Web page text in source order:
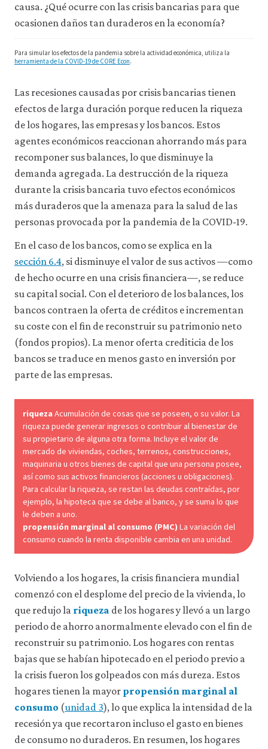
causa. ¿Qué ocurre con las crisis bancarias para que
ocasionen daños tan duraderos en la economía?
Para simular los efectos de la pandemia sobre la actividad económica, utiliza la
herramienta de la COVID-19 de CORE Econ.
Las recesiones causadas por crisis bancarias tienen
efectos de larga duración porque reducen la riqueza
de los hogares, las empresas y los bancos. Estos
agentes económicos reaccionan ahorrando más para
recomponer sus balances, lo que disminuye la
demanda agregada. La destrucción de la riqueza
durante la crisis bancaria tuvo efectos económicos
más duraderos que la amenaza para la salud de las
personas provocada por la pandemia de la COVID-19.
En el caso de los bancos, como se explica en la
sección 6.4, si disminuye el valor de sus activos —como
de hecho ocurre en una crisis financiera—, se reduce
su capital social. Con el deterioro de los balances, los
bancos contraen la oferta de créditos e incrementan
su coste con el fin de reconstruir su patrimonio neto
(fondos propios). La menor oferta crediticia de los
bancos se traduce en menos gasto en inversión por
parte de las empresas.
riquezaAcumulación de cosas que se poseen, o su valor. La
riqueza puede generar ingresos o contribuir al bienestar de
su propietario de alguna otra forma. Incluye el valor de
mercado de viviendas, coches, terrenos, construcciones,
maquinaria u otros bienes de capital que una persona posee,
así como sus activos financieros (acciones u obligaciones).
Para calcular la riqueza, se restan las deudas contraídas, por
ejemplo, la hipoteca que se debe al banco, y se suma lo que
le deben a uno.
propensión marginal al consumo (PMC) La variación del
consumo cuando la renta disponible cambia en una unidad.
Volviendo a los hogares, la crisis financiera mundial
comenzó con el desplome del precio de la vivienda, lo
que redujo la riqueza de los hogares y llevó a un largo
periodo de ahorro anormalmente elevado con el fin de
reconstruir su patrimonio. Los hogares con rentas
bajas que se habían hipotecado en el periodo previo a
la crisis fueron los golpeados con más dureza. Estos
hogares tienen la mayor propensión marginal al
consumo (unidad 3), lo que explica la intensidad de la
recesión ya que recortaron incluso el gasto en bienes
de consumo no duraderos. En resumen, los hogares